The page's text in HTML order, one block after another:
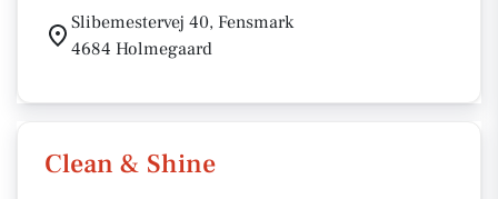
Slibemestervej 40, Fensmark
4684 Holmegaard
Clean & Shine